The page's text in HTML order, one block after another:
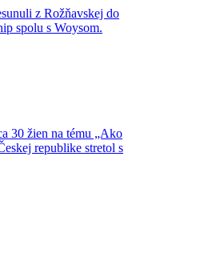
z Rožňavskej do
spolu s Woysom.
30 žien na tému „Ako
republike stretol s